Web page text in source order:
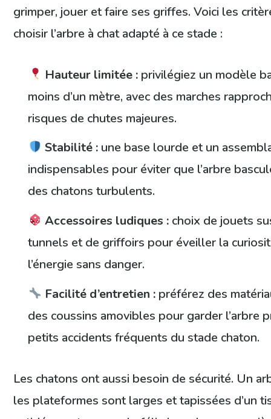
grimper, jouer et faire ses griffes. Voici les
choisir l’arbre à chat adapté à ce stade :
Hauteur limitée : privilégiez un modèle
moins d’un mètre, avec des marches
risques de chutes majeures.
Stabilité : une base lourde et un
indispensables pour éviter que l’arbre
des chatons turbulents.
Accessoires ludiques : choix de jouets
tunnels et de griffoirs pour éveiller la
l’énergie sans danger.
Facilité d’entretien : préférez des
des coussins amovibles pour garder l’arbre
petits accidents fréquents du stade chaton.
Les chatons ont aussi besoin de sécurité. Un
les plateformes sont larges et tapissées d’un